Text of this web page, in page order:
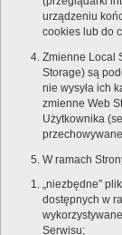
urządzeniu
cookies lub do
Zmienne Local
Storage) są
nie wysyła ich
zmienne Web
Użytkownika
W ramach
„niezbędne”
dostępnych w
Serwisu;